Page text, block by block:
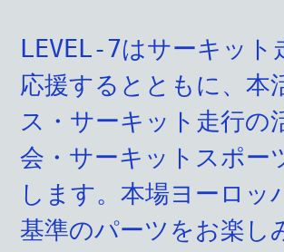
LEVEL-7はサーキット
応援するとともに、本
ス・サーキット走行の
会・サーキットスポー
します。本場ヨーロッ
基準のパーツをお楽し